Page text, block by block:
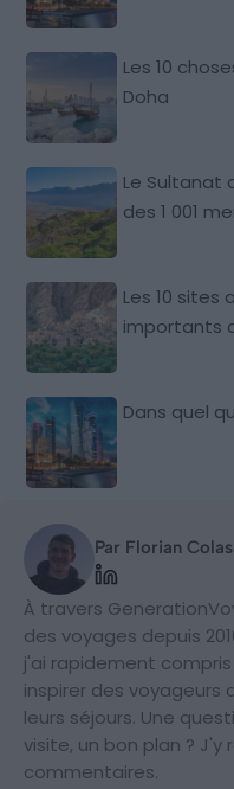
Les 10
Doha
Le Sultanat
des 1 001
Les 10 sites
importants
Dans quel
Par Florian Colas
À travers
des voyages depuis
j'ai rapidement
inspirer des voyageurs
leurs séjours. Une
visite, un bon plan ? J'y
commentaires.